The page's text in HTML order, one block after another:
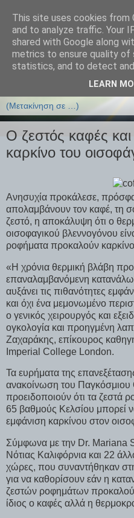
Online Μαθήματα Βιολογίας
Ο ζεστός καφές
καρκίνο του
Ανησυχία προκάλεσε,
απολαμβάνουν τον καφέ, τη
ζεστό, η αποκάλυψη ότι ο
οισοφαγικού βλεννογόνου
ροφήματα προκαλούν
«Η χρόνια θερμική βλάβη
επαναλαμβανόμενη
αυξάνει τις πιθανότητες
και όχι ένα μεμονωμένο
ο γενικός χειρουργός και
ογκολογία και προηγμένη
Ζαχαράκης, επίκουρος
Imperial College London.
Τα ευρήματα της
ανακοίνωση του Παγκόσμιου
προειδοποιούν ότι τα ζεστά
65 βαθμούς Κελσίου μπορεί
εμφάνιση καρκίνου στον
Σύμφωνα με την Dr. Mariana
Νότιας Καλιφόρνια και 22
χώρες, που συναντήθηκαν
για να καθορίσουν εάν η
ζεστών ροφημάτων
ίδιος ο καφές αλλά η
This site uses cookies
and to analyze traffic. Your
shared with Google along
metrics to ensure quality of
statistics, and to detect and
LEARN